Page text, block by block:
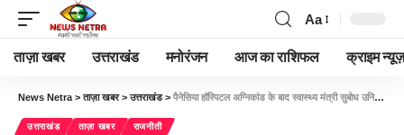
Aa
ताज़ा खबर उत्तराखंड मनोरंजन आज का राशिफल क्राइम न्यूज़
News Netra >ताज़ा खबर>उत्तराखंड> पैनेसिया हॉस्पिटल अग्निकांड के बाद स्वास्थ्य मंत्री सुबोध उनियाल ने जाना मरीजों और घायल पुलिसकर्मियों का हाल-Newsnetra
उत्तराखंड ताज़ा खबर राजनीती